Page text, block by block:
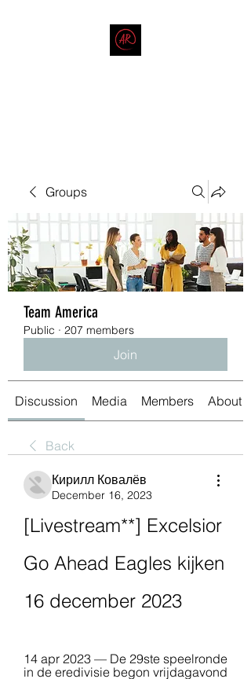
Groups
Team America
Public · 207 members
Join
Discussion Media Members About
Back
Кирилл Ковалёв
December 16, 2023
[Livestream**] Excelsior
Go Ahead Eagles kijken
16 december 2023
14 apr 2023 — De 29ste speelronde
in de eredivisie begon vrijdagavond